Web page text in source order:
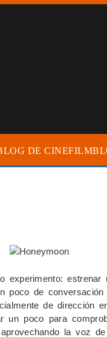
experimento:
poco de
de dirección
un poco para
la voz